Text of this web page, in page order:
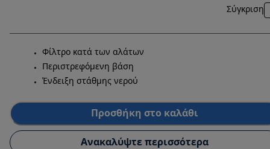
Σύγκριση
Φίλτρο κατά των αλάτων
Περιστρεφόμενη βάση
Ένδειξη στάθμης νερού
Προσθήκη στο καλάθι
Ανακαλύψτε περισσότερα